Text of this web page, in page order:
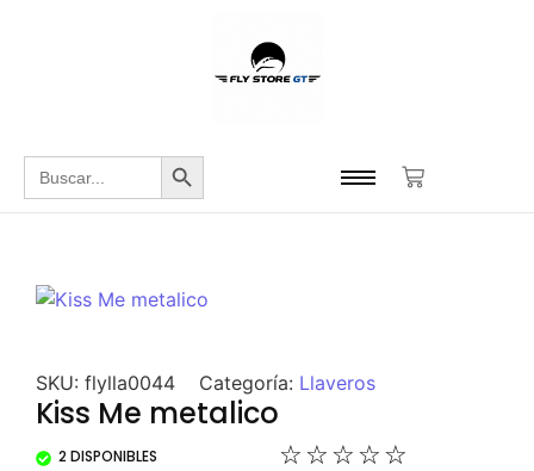
Buscar: Botón de búsqueda
SKU: flylla0044 Categoría: Llaveros
Kiss Me metalico
2 DISPONIBLES ☆ ☆ ☆ ☆ ☆